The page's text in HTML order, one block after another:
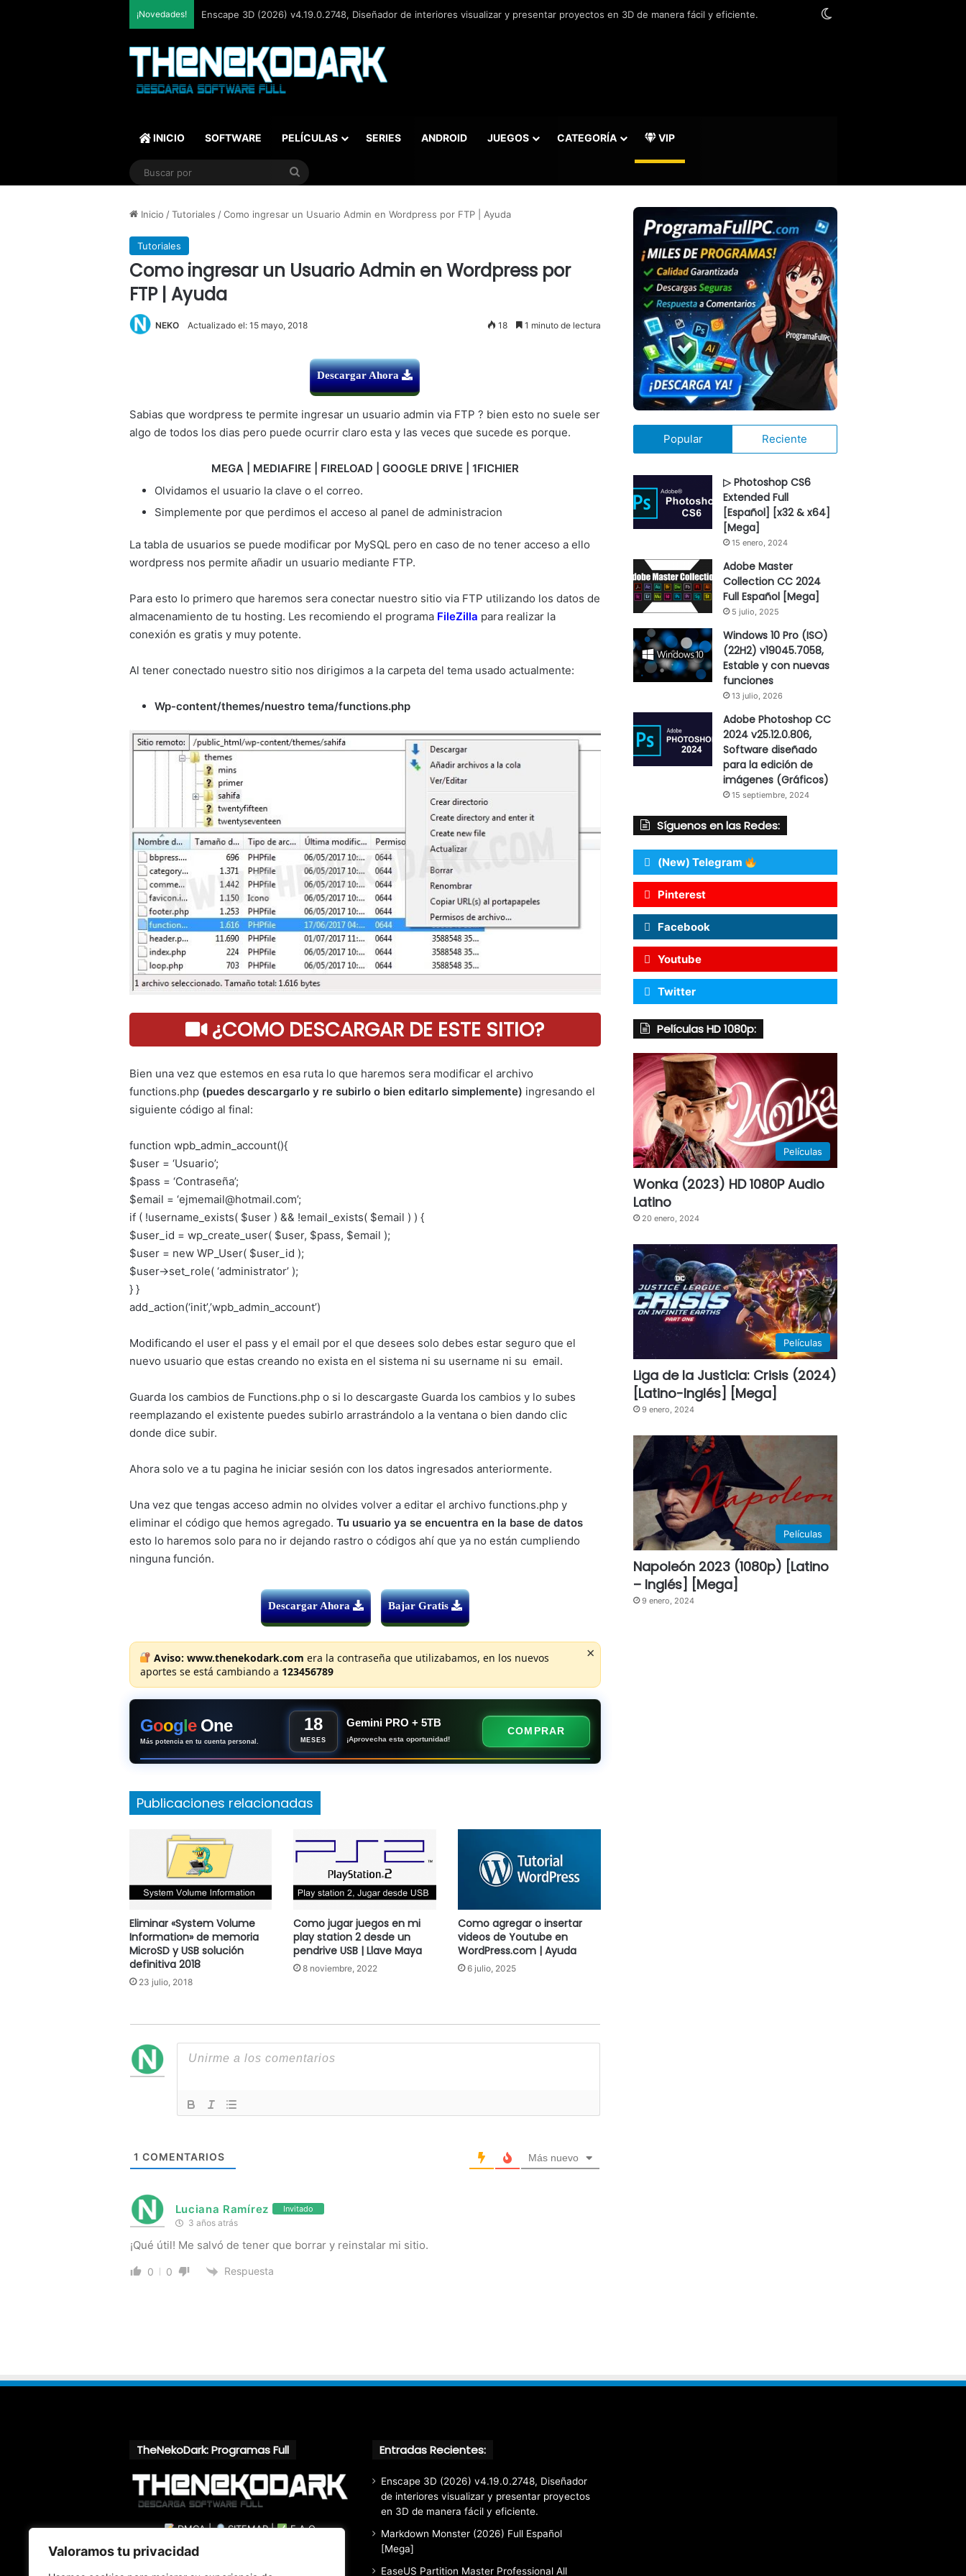
Valoramos tu privacidad
¡Novedades! Enscape 3D (2026) v4.19.0.2748, Diseñador de interiores visualizar y presentar proyectos en 3D de manera fácil y eficiente.
INICIO SOFTWARE PELÍCULAS SERIES ANDROID JUEGOS CATEGORÍA VIP
Buscar
Inicio / Tutoriales / Como ingresar un Usuario Admin en Wordpress por FTP | Ayuda
Tutoriales
Como ingresar un Usuario Admin en Wordpress por
FTP | Ayuda
NEKO Actualizado el: 15 mayo, 2018 18 1 minuto de lectura
Descargar Ahora
Sabias que wordpress te permite ingresar un usuario admin via FTP ? bien esto no suele ser
algo de todos los dias pero puede ocurrir claro esta y las veces que sucede es porque.
MEGA | MEDIAFIRE | FIRELOAD | GOOGLE DRIVE | 1FICHIER
Olvidamos el usuario la clave o el correo.
Simplemente por que perdimos el acceso al panel de administracion
La tabla de usuarios se puede modificar por MySQL pero en caso de no tener acceso a ello
wordpress nos permite añadir un usuario mediante FTP.
Para esto lo primero que haremos sera conectar nuestro sitio via FTP utilizando los datos de
almacenamiento de tu hosting. Les recomiendo el programa FileZilla para realizar la
conexión es gratis y muy potente.
Al tener conectado nuestro sitio nos dirigimos a la carpeta del tema usado actualmente:
Wp-content/themes/nuestro tema/functions.php
¿COMO DESCARGAR DE ESTE SITIO?
Bien una vez que estemos en esa ruta lo que haremos sera modificar el archivo
functions.php (puedes descargarlo y re subirlo o bien editarlo simplemente) ingresando el
siguiente código al final:
function wpb_admin_account(){
$user = ‘Usuario’;
$pass = ‘Contraseña’;
$email = ‘ejmemail@hotmail.com’;
if ( !username_exists( $user ) && !email_exists( $email ) ) {
$user_id = wp_create_user( $user, $pass, $email );
$user = new WP_User( $user_id );
$user->set_role( ‘administrator’ );
} }
add_action(‘init’,’wpb_admin_account’)
Modificando el user el pass y el email por el que desees solo debes estar seguro que el
nuevo usuario que estas creando no exista en el sistema ni su username ni su email.
Guarda los cambios de Functions.php o si lo descargaste Guarda los cambios y lo subes
reemplazando el existente puedes subirlo arrastrándolo a la ventana o bien dando clic
donde dice subir.
Ahora solo ve a tu pagina he iniciar sesión con los datos ingresados anteriormente.
Una vez que tengas acceso admin no olvides volver a editar el archivo functions.php y
eliminar el código que hemos agregado. Tu usuario ya se encuentra en la base de datos
esto lo haremos solo para no ir dejando rastro o códigos ahí que ya no están cumpliendo
ninguna función.
Descargar Ahora Bajar Gratis
Aviso: www.thenekodark.com era la contraseña que utilizabamos, en los nuevos
aportes se está cambiando a 123456789
×
Google One
Más potencia en tu cuenta personal.
18
MESES
Gemini PRO + 5TB
¡Aprovecha esta oportunidad!
COMPRAR
Publicaciones relacionadas
Eliminar «System Volume
Information» de memoria
MicroSD y USB solución
definitiva 2018
23 julio, 2018
Como jugar juegos en mi
play station 2 desde un
pendrive USB | Llave Maya
8 noviembre, 2022
Como agregar o insertar
videos de Youtube en
WordPress.com | Ayuda
6 julio, 2025
1 COMENTARIOS Más nuevo
Luciana Ramírez Invitado
3 años atrás
¡Qué útil! Me salvó de tener que borrar y reinstalar mi sitio.
0 0 Respuesta
Popular Reciente
▷ Photoshop CS6
Extended Full
[Español] [x32 & x64]
[Mega]
15 enero, 2024
Adobe Master
Collection CC 2024
Full Español [Mega]
5 julio, 2025
Windows 10 Pro (ISO)
(22H2) v19045.7058,
Estable y con nuevas
funciones
13 julio, 2026
Adobe Photoshop CC
2024 v25.12.0.806,
Software diseñado
para la edición de
imágenes (Gráficos)
15 septiembre, 2024
Síguenos en las Redes:
(New) Telegram
Pinterest
Facebook
Youtube
Twitter
Películas HD 1080p:
Películas
Wonka (2023) HD 1080P Audio
Latino
20 enero, 2024
Películas
Liga de la Justicia: Crisis (2024)
[Latino-Inglés] [Mega]
9 enero, 2024
Películas
Napoleón 2023 (1080p) [Latino
– Inglés] [Mega]
9 enero, 2024
TheNekoDark: Programas Full
DMCA| SITEMAP| F.A.Q
Entradas Recientes:
Enscape 3D (2026) v4.19.0.2748, Diseñador
de interiores visualizar y presentar proyectos
en 3D de manera fácil y eficiente.
Markdown Monster (2026) Full Español
[Mega]
EaseUS Partition Master Professional All